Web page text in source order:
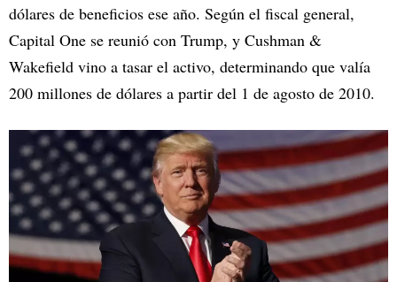
dólares de beneficios ese año. Según el fiscal general,
Capital One se reunió con Trump, y Cushman &
Wakefield vino a tasar el activo, determinando que valía
200 millones de dólares a partir del 1 de agosto de 2010.